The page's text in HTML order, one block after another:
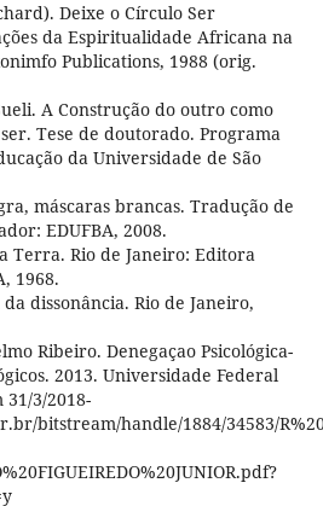
Deixe o Círculo Ser
da Espiritualidade Africana na
Publications, 1988 (orig.
A Construção do outro como
Tese de doutorado. Programa
da Universidade de São
máscaras brancas. Tradução de
EDUFBA, 2008.
da Terra. Rio de Janeiro: Editora
1968.
dissonância. Rio de Janeiro,
Ribeiro. Denegaçao Psicológica-
2013. Universidade Federal
31/3/2018-
bitstream/handle/1884/34583/